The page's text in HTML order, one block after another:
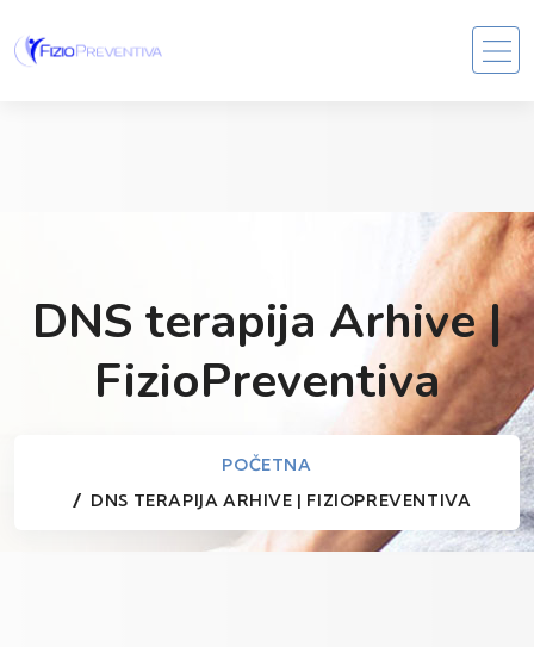
DNS terapija Arhive |
FizioPreventiva
POČETNA
DNS TERAPIJA ARHIVE | FIZIOPREVENTIVA